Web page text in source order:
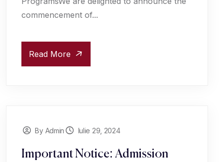
commencement of...
Read More
By Admin Iulie 29, 2024
Important Notice: Admission